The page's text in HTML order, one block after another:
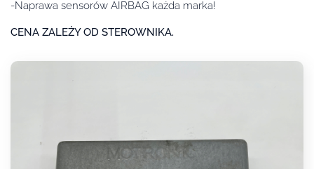
-Naprawa sensorów AIRBAG każda marka!
CENA ZALEŻY OD STEROWNIKA.